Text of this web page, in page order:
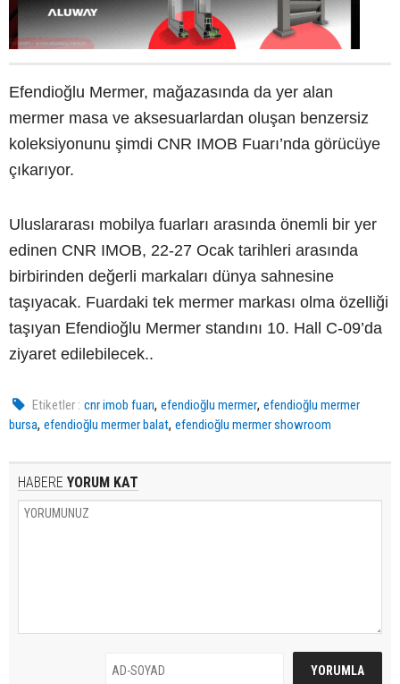
Efendioğlu Mermer, mağazasında da yer alan
mermer masa ve aksesuarlardan oluşan benzersiz
koleksiyonunu şimdi CNR IMOB Fuarı’nda görücüye
çıkarıyor.
Uluslararası mobilya fuarları arasında önemli bir yer
edinen CNR IMOB, 22-27 Ocak tarihleri arasında
birbirinden değerli markaları dünya sahnesine
taşıyacak. Fuardaki tek mermer markası olma özelliği
taşıyan Efendioğlu Mermer standını 10. Hall C-09’da
ziyaret edilebilecek..
Etiketler : cnr imob fuarı,efendioğlu mermer,efendioğlu mermer
bursa, efendioğlu mermer balat, efendioğlu mermer showroom
HABERE YORUM KAT